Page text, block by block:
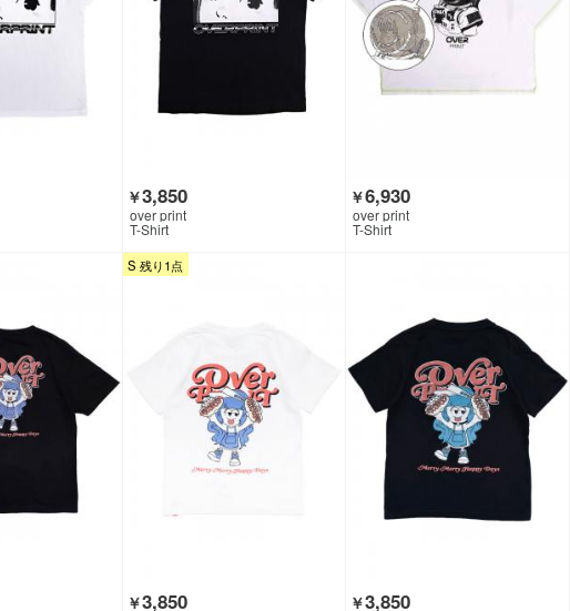
￥3,850
over print
T-Shirt
￥6,930
over print
T-Shirt
S 残り1点
￥3,850 ￥3,850